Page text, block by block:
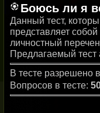
Боюсь ли я
Данный тест,
представляет
личностный
Предлагаемый
В тесте разрешено
Вопросов в тесте: